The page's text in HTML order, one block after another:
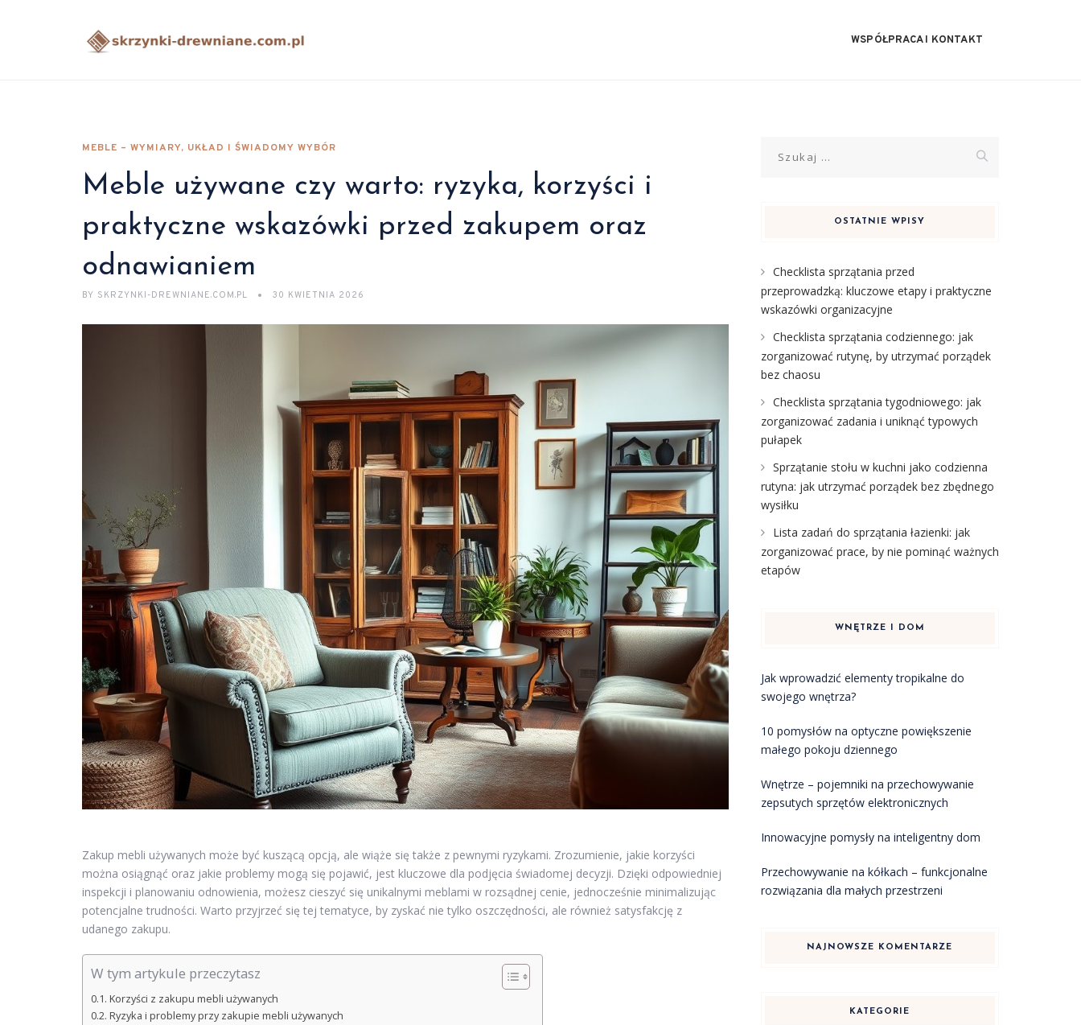
WSPÓŁPRACA I KONTAKT
MEBLE – WYMIARY, UKŁAD I ŚWIADOMY WYBÓR
Meble używane czy warto: ryzyka, korzyści i
praktyczne wskazówki przed zakupem oraz
odnawianiem
BY SKRZYNKI-DREWNIANE.COM.PL 30 KWIETNIA 2026
Zakup mebli używanych może być kuszącą opcją, ale wiąże się także z pewnymi ryzykami. Zrozumienie, jakie korzyści
można osiągnąć oraz jakie problemy mogą się pojawić, jest kluczowe dla podjęcia świadomej decyzji. Dzięki odpowiedniej
inspekcji i planowaniu odnowienia, możesz cieszyć się unikalnymi meblami w rozsądnej cenie, jednocześnie minimalizując
potencjalne trudności. Warto przyjrzeć się tej tematyce, by zyskać nie tylko oszczędności, ale również satysfakcję z
udanego zakupu.
W tym artykule przeczytasz
Korzyści z zakupu mebli używanych
Ryzyka i problemy przy zakupie mebli używanych
OSTATNIE WPISY
Checklista sprzątania przed
przeprowadzką: kluczowe etapy i praktyczne
wskazówki organizacyjne
Checklista sprzątania codziennego: jak
zorganizować rutynę, by utrzymać porządek
bez chaosu
Checklista sprzątania tygodniowego: jak
zorganizować zadania i uniknąć typowych
pułapek
Sprzątanie stołu w kuchni jako codzienna
rutyna: jak utrzymać porządek bez zbędnego
wysiłku
Lista zadań do sprzątania łazienki: jak
zorganizować prace, by nie pominąć ważnych
etapów
WNĘTRZE I DOM
Jak wprowadzić elementy tropikalne do
swojego wnętrza?
10 pomysłów na optyczne powiększenie
małego pokoju dziennego
Wnętrze – pojemniki na przechowywanie
zepsutych sprzętów elektronicznych
Innowacyjne pomysły na inteligentny dom
Przechowywanie na kółkach – funkcjonalne
rozwiązania dla małych przestrzeni
NAJNOWSZE KOMENTARZE
KATEGORIE